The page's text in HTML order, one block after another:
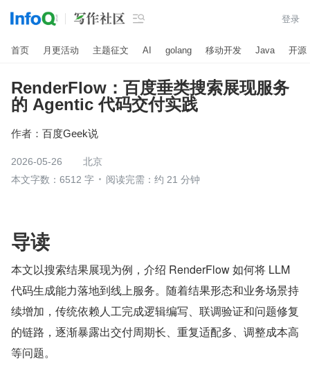
 登录
首页 月更活动 主题征文 AI golang 移动开发 Java 开源
RenderFlow：百度垂类搜索展现服务
的 Agentic 代码交付实践
作者： 百度Geek说
2026-05-26
北京
本文字数：6512 字
阅读完需：约 21 分钟
导读
本文以搜索结果展现为例，介绍 RenderFlow 如何将 LLM
代码生成能力落地到线上服务。随着结果形态和业务场景持
续增加，传统依赖人工完成逻辑编写、联调验证和问题修复
的链路，逐渐暴露出交付周期长、重复适配多、调整成本高
等问题。